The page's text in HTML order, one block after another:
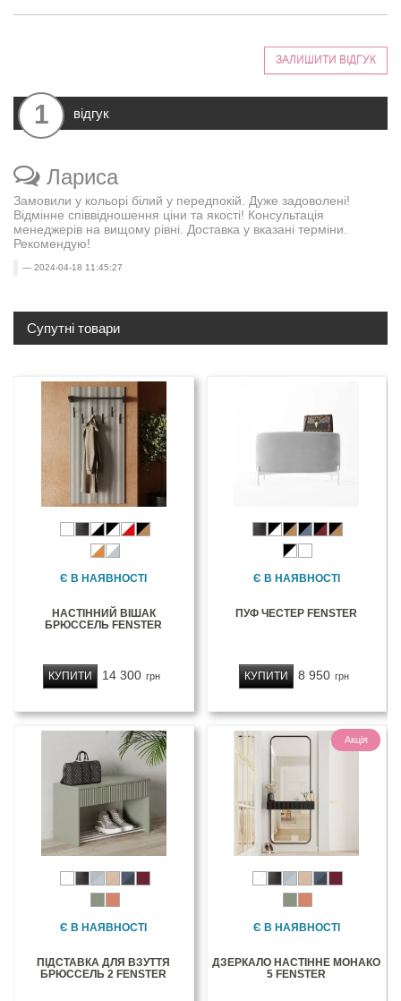
ЗАЛИШИТИ ВІДГУК
1 відгук
Лариса
Замовили у кольорі білий у передпокій. Дуже задоволені!
Відмінне співвідношення ціни та якості! Консультація
менеджерів на вищому рівні. Доставка у вказані терміни.
Рекомендую!
2024-04-18 11:45:27
Супутні товари
Є В НАЯВНОСТІ
НАСТІННИЙ ВІШАК
БРЮССЕЛЬ FENSTER
14 300 грн
КУПИТИ
Є В НАЯВНОСТІ
ПУФ ЧЕСТЕР FENSTER
8 950 грн
КУПИТИ
Є В НАЯВНОСТІ
ПІДСТАВКА ДЛЯ ВЗУТТЯ
БРЮССЕЛЬ 2 FENSTER
Акція
Є В НАЯВНОСТІ
ДЗЕРКАЛО НАСТІННЕ МОНАКО
5 FENSTER